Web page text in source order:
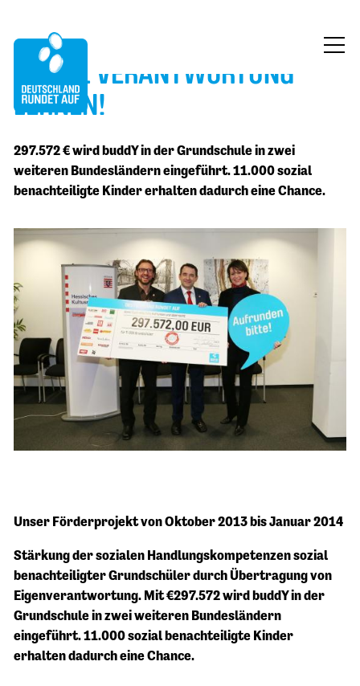
ÜBER UNS
FÖRDERUNG
KONTAKT
JETZT SPENDEN
BUDDY: VERANTWORTUNG
LERNEN!
297.572 € wird buddY in der Grundschule in zwei
weiteren Bundesländern eingeführt. 11.000 sozial
benachteiligte Kinder erhalten dadurch eine Chance.
Unser Förderprojekt von Oktober 2013 bis Januar 2014
Stärkung der sozialen Handlungskompetenzen sozial
benachteiligter Grundschüler durch Übertragung von
Eigenverantwortung. Mit €297.572 wird buddY in der
Grundschule in zwei weiteren Bundesländern
eingeführt. 11.000 sozial benachteiligte Kinder
erhalten dadurch eine Chance.